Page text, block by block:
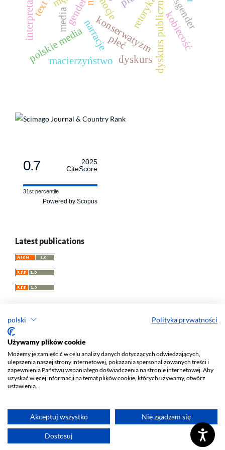
polski Polityka prywatności
Używamy plików cookie
Możemy je zamieścić w celu analizy danych dotyczących odwiedzających,
ulepszenia naszej strony internetowej, pokazania spersonalizowanych treści i
zapewnienia Państwu wspaniałego doświadczenia na stronie internetowej. Aby
uzyskać więcej informacji na temat plików cookie, których używamy, otwórz
ustawienia.
Akceptuj wszystko Nie zgadzam się
Dostosuj
konserwatyzm dyskurs publiczny
retoryka
narracje
media kobiecość
płeć
gender
polskie media
macierzyństwo dyskurs
interpretacja
0.7
2025
CiteScore
31st percentile
Powered by Scopus
Latest publications
Przegląd Socjologii Jakościowej
e-ISSN 1733-8069
Redaktor naczelny: Krzysztof Tomasz Konecki
Wydawca: Wydawnictwo Uniwersytetu Łódzkiego (www)
Biuro:
journals@uni.lodz.pl
Deklaracja dostępności